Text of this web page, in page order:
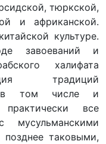
тюркской,
и африканской.
культуре.
завоеваний и
халифата
традиций
в том числе и
практически все
таковыми,